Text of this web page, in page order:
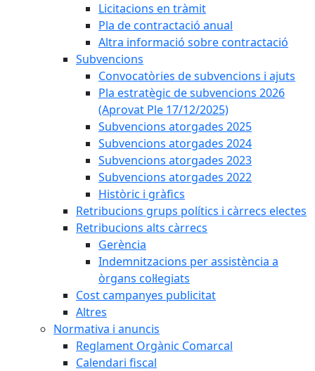
Licitacions en tràmit
Pla de contractació anual
Altra informació sobre contractació
Subvencions
Convocatòries de subvencions i ajuts
Pla estratègic de subvencions 2026
(Aprovat Ple 17/12/2025)
Subvencions atorgades 2025
Subvencions atorgades 2024
Subvencions atorgades 2023
Subvencions atorgades 2022
Històric i gràfics
Retribucions grups polítics i càrrecs electes
Retribucions alts càrrecs
Gerència
Indemnitzacions per assistència a
òrgans col·legiats
Cost campanyes publicitat
Altres
Normativa i anuncis
Reglament Orgànic Comarcal
Calendari fiscal